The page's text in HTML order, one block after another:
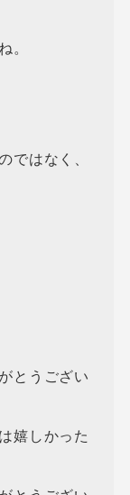
。
ではなく、
とうござい
嬉しかった